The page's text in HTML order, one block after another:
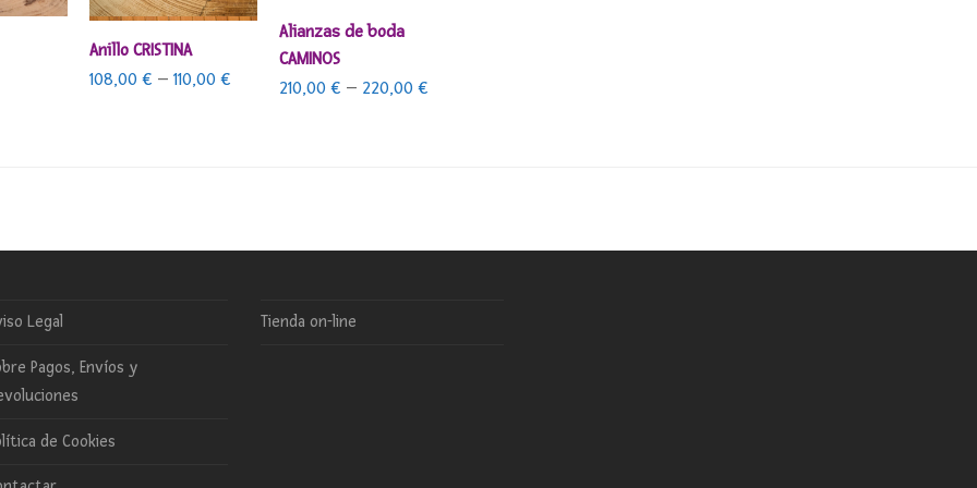
SELECCIONAR OPCIONES
Anillo CRISTINA
108,00€ –110,00€
SELECCIONAR OPCIONES
Alianzas de boda
CAMINOS
210,00€ – 220,00€
Legal
Pagos, Envíos y
de Cookies
Tienda on-line